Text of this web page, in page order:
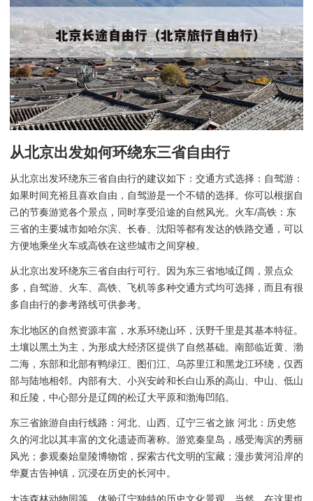
从北京出发如何环绕东三省自由行
从北京出发环绕东三省自由行的建议如下：交通方式选择：自驾游：
如果时间充裕且喜欢自由，自驾游是一个不错的选择。你可以根据自
己的节奏游览各个景点，同时享受沿途的自然风光。火车/高铁：东
三省的主要城市如哈尔滨、长春、沈阳等都有发达的铁路交通，可以
方便地乘坐火车或高铁在这些城市之间穿梭。
从北京出发环绕东三省自由行可行。因为东三省地域辽阔，景点众
多，自驾游、火车、高铁、飞机等多种交通方式均可选择，而且有很
多自由行的参考路线可供参考。
东北地区的自然资源丰富，水系环绕山环，沃野千里是其基本特征。
土壤以黑土为主，为形成大经济区提供了自然基础。南部临近黄、渤
二海，东部和北部有鸭绿江、图们江、乌苏里江和黑龙江环绕，仅西
部与陆地相邻。内部有大、小兴安岭和长白山系的高山、中山、低山
和丘陵，中心部分是辽阔的松辽大平原和渤海凹陷。
东三省旅游自由行线路：河北、山西、辽宁三省之旅 河北：历史悠
久的河北以其丰富的文化遗迹而著称。游览秦皇岛，感受海滨的秀丽
风光；参观秦始皇陵博物馆，探索古代文明的宝藏；漫步黄河沿岸的
华夏古告神镇，沉浸在历史的长河中。